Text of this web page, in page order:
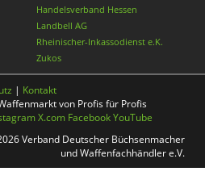
Handelsverband Hessen
Landbell AG
Rheinischer-Inkassodienst e.K.
Zukos
| Kontakt
von Profis für Profis
X.com FacebookYouTube
Verband Deutscher Büchsenmacher
und Waffenfachhändler e.V.